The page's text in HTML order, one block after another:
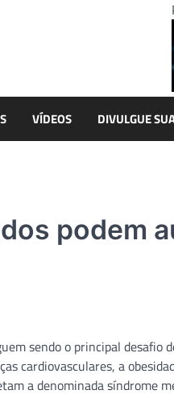
VÍDEOS DIVULGUE
podem
sendo o principal desafio
cardiovasculares, a
a denominada síndrome